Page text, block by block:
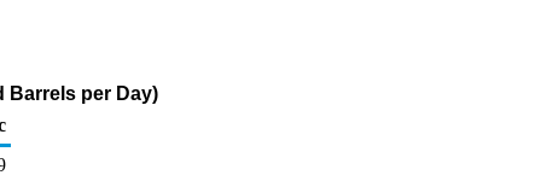
Barrels per Day)